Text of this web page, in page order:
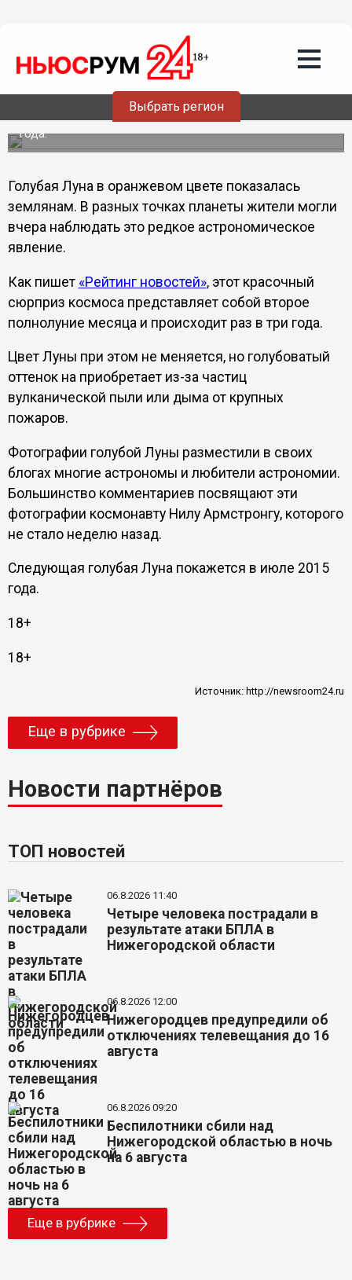
Выбрать регион
03.09.201217:42
Голубая Луна в оранжевом цвете
показалась землянам
Редкое астрономическое явление происходит раз в три
года.
Голубая Луна в оранжевом цвете показалась
землянам. В разных точках планеты жители могли
вчера наблюдать это редкое астрономическое
явление.
Как пишет «Рейтинг новостей», этот красочный
сюрприз космоса представляет собой второе
полнолуние месяца и происходит раз в три года.
Цвет Луны при этом не меняется, но голубоватый
оттенок на приобретает из-за частиц
вулканической пыли или дыма от крупных
пожаров.
Фотографии голубой Луны разместили в своих
блогах многие астрономы и любители астрономии.
Большинство комментариев посвящают эти
фотографии космонавту Нилу Армстронгу, которого
не стало неделю назад.
Следующая голубая Луна покажется в июле 2015
года.
18+
18+
Источник: http://newsroom24.ru
Еще в рубрике
Новости партнёров
ТОП новостей
06.8.2026 11:40
Четыре человека пострадали в
результате атаки БПЛА в
Нижегородской области
06.8.2026 12:00
Нижегородцев предупредили об
отключениях телевещания до 16
августа
06.8.2026 09:20
Беспилотники сбили над
Нижегородской областью в ночь
на 6 августа
Еще в рубрике